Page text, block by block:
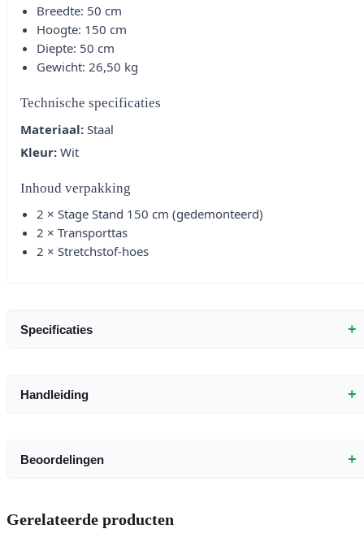
Breedte: 50 cm
Hoogte: 150 cm
Diepte: 50 cm
Gewicht: 26,50 kg
Technische specificaties
Materiaal: Staal
Kleur: Wit
Inhoud verpakking
2 × Stage Stand 150 cm (gedemonteerd)
2 × Transporttas
2 × Stretchstof-hoes
Specificaties +
Handleiding +
Beoordelingen +
Gerelateerde producten